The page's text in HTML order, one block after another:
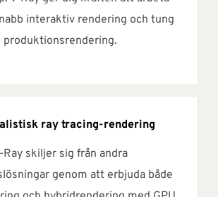
interaktiv rendering och tung
produktionsrendering.
ray tracing-rendering
Ray skiljer sig från andra
genom att erbjuda både